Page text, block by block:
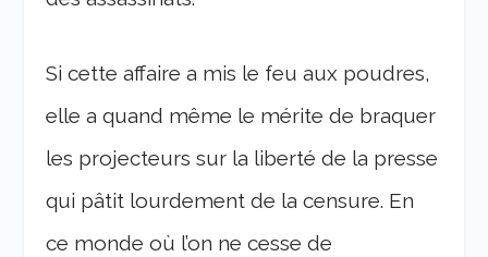
Si cette affaire a mis le feu aux poudres,
elle a quand même le mérite de braquer
les projecteurs sur la liberté de la presse
qui pâtit lourdement de la censure. En
ce monde où l’on ne cesse de